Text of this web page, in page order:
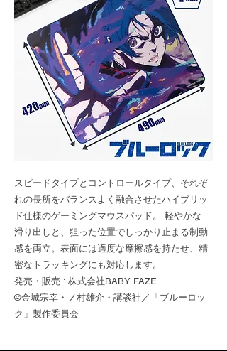
スピードタイプとコントロールタイプ、それぞ
れの長所をバランスよく融合させたハイブリッ
ド仕様のゲーミングマウスパッド。 軽やかな
滑り出しと、狙った位置でしっかり止まる制動
感を両立。表面には適度な摩擦感を持たせ、精
密なトラッキングにも対応します。
発売・販売 : 株式会社BABY FAZE
©金城宗幸・ノ村雄介・講談社／「ブルーロッ
ク」製作委員会